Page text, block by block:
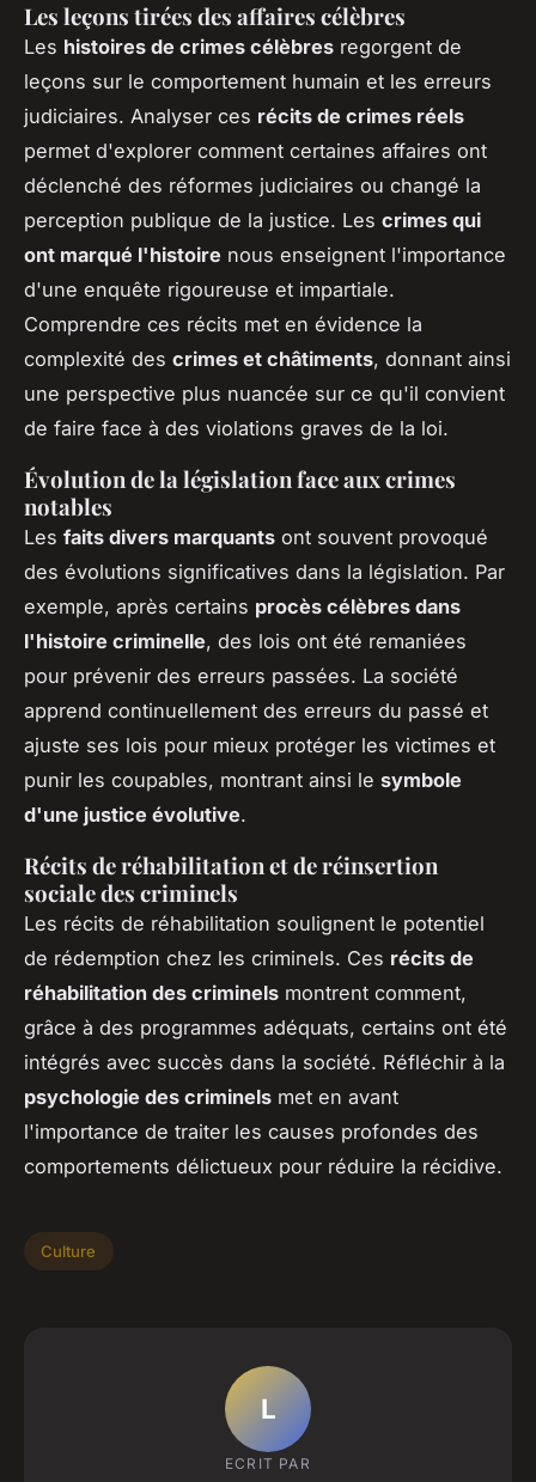
Les leçons tirées des affaires célèbres
Les histoires de crimes célèbres regorgent de
leçons sur le comportement humain et les erreurs
judiciaires. Analyser ces récits de crimes réels
permet d'explorer comment certaines affaires ont
déclenché des réformes judiciaires ou changé la
perception publique de la justice. Les crimes qui
ont marqué l'histoire nous enseignent l'importance
d'une enquête rigoureuse et impartiale.
Comprendre ces récits met en évidence la
complexité des crimes et châtiments, donnant ainsi
une perspective plus nuancée sur ce qu'il convient
de faire face à des violations graves de la loi.
Évolution de la législation face aux crimes
notables
Les faits divers marquants ont souvent provoqué
des évolutions significatives dans la législation. Par
exemple, après certains procès célèbres dans
l'histoire criminelle, des lois ont été remaniées
pour prévenir des erreurs passées. La société
apprend continuellement des erreurs du passé et
ajuste ses lois pour mieux protéger les victimes et
punir les coupables, montrant ainsi le symbole
d'une justice évolutive.
Récits de réhabilitation et de réinsertion
sociale des criminels
Les récits de réhabilitation soulignent le potentiel
de rédemption chez les criminels. Ces récits de
réhabilitation des criminels montrent comment,
grâce à des programmes adéquats, certains ont été
intégrés avec succès dans la société. Réfléchir à la
psychologie des criminels met en avant
l'importance de traiter les causes profondes des
comportements délictueux pour réduire la récidive.
Culture
L
ECRIT PAR